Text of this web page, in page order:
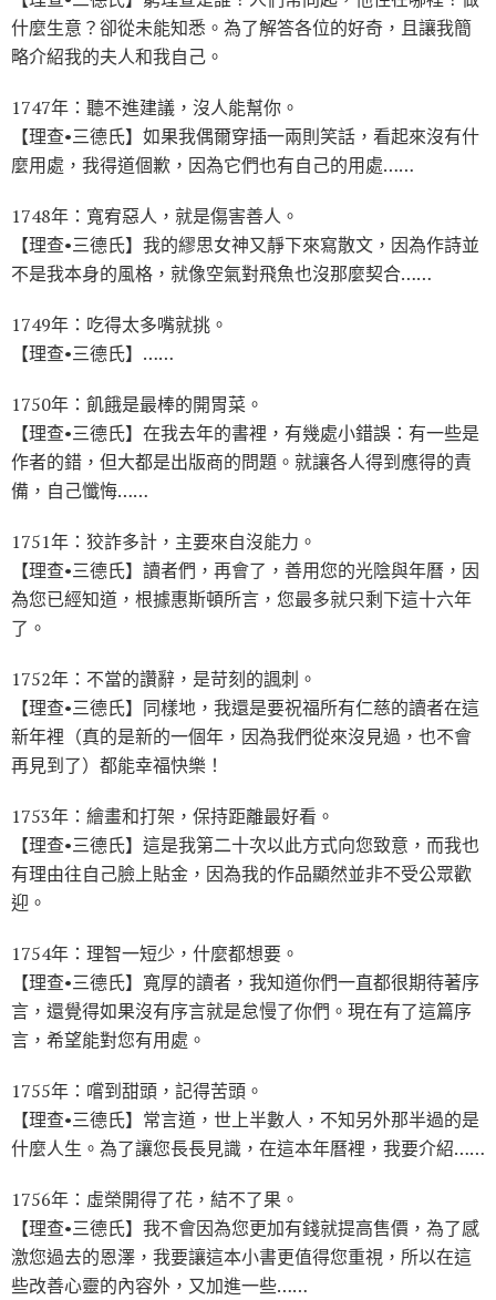
什麼生意？卻從未能知悉。為了解答各位的好奇，且讓我簡
略介紹我的夫人和我自己。
1747年：聽不進建議，沒人能幫你。
【理查•三德氏】如果我偶爾穿插一兩則笑話，看起來沒有什
麼用處，我得道個歉，因為它們也有自己的用處……
1748年：寬宥惡人，就是傷害善人。
【理查•三德氏】我的繆思女神又靜下來寫散文，因為作詩並
不是我本身的風格，就像空氣對飛魚也沒那麼契合……
1749年：吃得太多嘴就挑。
【理查•三德氏】……
1750年：飢餓是最棒的開胃菜。
【理查•三德氏】在我去年的書裡，有幾處小錯誤：有一些是
作者的錯，但大都是出版商的問題。就讓各人得到應得的責
備，自己懺悔……
1751年：狡詐多計，主要來自沒能力。
【理查•三德氏】讀者們，再會了，善用您的光陰與年曆，因
為您已經知道，根據惠斯頓所言，您最多就只剩下這十六年
了。
1752年：不當的讚辭，是苛刻的諷刺。
【理查•三德氏】同樣地，我還是要祝福所有仁慈的讀者在這
新年裡（真的是新的一個年，因為我們從來沒見過，也不會
再見到了）都能幸福快樂！
1753年：繪畫和打架，保持距離最好看。
【理查•三德氏】這是我第二十次以此方式向您致意，而我也
有理由往自己臉上貼金，因為我的作品顯然並非不受公眾歡
迎。
1754年：理智一短少，什麼都想要。
【理查•三德氏】寬厚的讀者，我知道你們一直都很期待著序
言，還覺得如果沒有序言就是怠慢了你們。現在有了這篇序
言，希望能對您有用處。
1755年：嚐到甜頭，記得苦頭。
【理查•三德氏】常言道，世上半數人，不知另外那半過的是
什麼人生。為了讓您長長見識，在這本年曆裡，我要介紹……
1756年：虛榮開得了花，結不了果。
【理查•三德氏】我不會因為您更加有錢就提高售價，為了感
激您過去的恩澤，我要讓這本小書更值得您重視，所以在這
些改善心靈的內容外，又加進一些……